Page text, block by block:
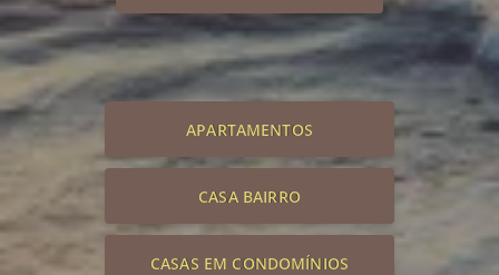
APARTAMENTOS
CASA BAIRRO
CASAS EM CONDOMÍNIOS